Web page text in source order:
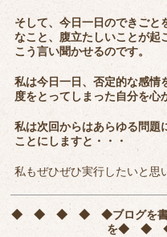
そして、今日一日のできごと
なこと、腹立たしいことが起
こう言い聞かせるのです。
私は今日一日、否定的な感情
度をとってしまった自分を心
私は次回からはあらゆる問題
ことにしますと・・・
私もぜひぜひ実行したいと思
◆ ◆ ◆ ◆ ◆ブログを
を◆ ◆